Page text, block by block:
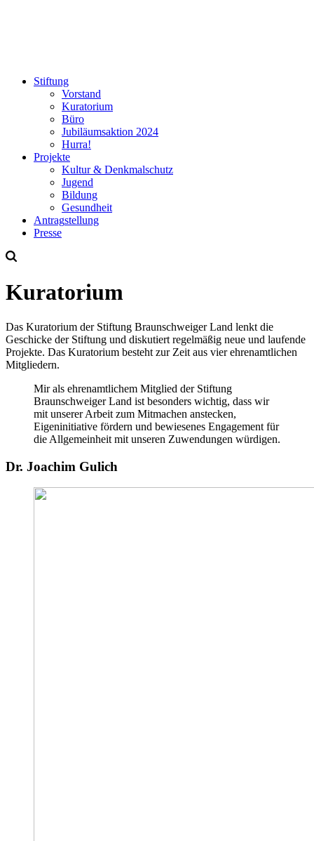
Stiftung
Vorstand
Kuratorium
Büro
Jubiläumsaktion 2024
Hurra!
Projekte
Kultur & Denkmalschutz
Jugend
Bildung
Gesundheit
Antragstellung
Presse
Kuratorium
Das Kuratorium der Stiftung Braunschweiger Land lenkt die
Geschicke der Stiftung und diskutiert regelmäßig neue und laufende
Projekte. Das Kuratorium besteht zur Zeit aus vier ehrenamtlichen
Mitgliedern.
Mir als ehrenamtlichem Mitglied der Stiftung
Braunschweiger Land ist besonders wichtig, dass wir
mit unserer Arbeit zum Mitmachen anstecken,
Eigeninitiative fördern und bewiesenes Engagement für
die Allgemeinheit mit unseren Zuwendungen würdigen.
Dr. Joachim Gulich